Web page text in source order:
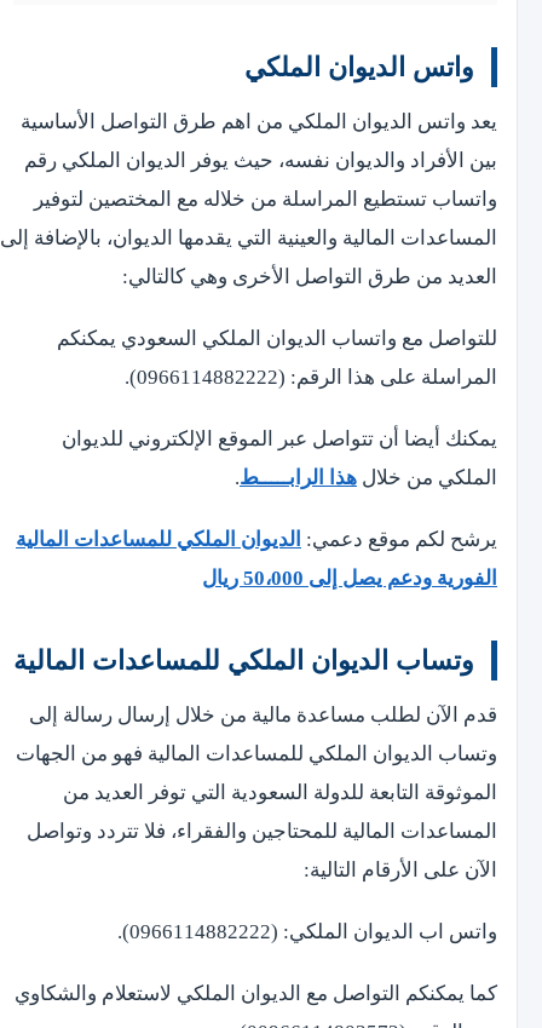
واتس الديوان الملكي
يعد واتس الديوان الملكي من اهم طرق التواصل الأساسية
بين الأفراد والديوان نفسه، حيث يوفر الديوان الملكي رقم
واتساب تستطيع المراسلة من خلاله مع المختصين لتوفير
المساعدات المالية والعينية التي يقدمها الديوان، بالإضافة إلى
العديد من طرق التواصل الأخرى وهي كالتالي:
للتواصل مع واتساب الديوان الملكي السعودي يمكنكم
المراسلة على هذا الرقم: (0966114882222).
يمكنك أيضا أن تتواصل عبر الموقع الإلكتروني للديوان
الملكي من خلال هذا الرابـــــط.
يرشح لكم موقع دعمي: الديوان الملكي للمساعدات المالية
الفورية ودعم يصل إلى 50،000 ريال
وتساب الديوان الملكي للمساعدات المالية
قدم الآن لطلب مساعدة مالية من خلال إرسال رسالة إلى
وتساب الديوان الملكي للمساعدات المالية فهو من الجهات
الموثوقة التابعة للدولة السعودية التي توفر العديد من
المساعدات المالية للمحتاجين والفقراء، فلا تتردد وتواصل
الآن على الأرقام التالية:
واتس اب الديوان الملكي: (0966114882222).
كما يمكنكم التواصل مع الديوان الملكي لاستعلام والشكاوي